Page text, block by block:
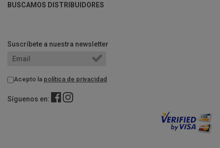
BUSCAMOS DISTRIBUIDORES
Suscríbete a nuestra newsletter
Acepto la política de privacidad
Síguenos en: